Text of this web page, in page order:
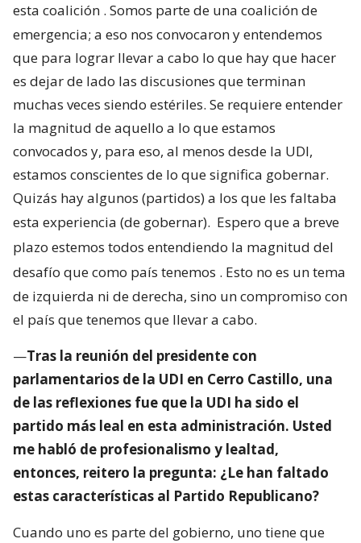
esta coalición . Somos parte de una coalición de
emergencia; a eso nos convocaron y entendemos
que para lograr llevar a cabo lo que hay que hacer
es dejar de lado las discusiones que terminan
muchas veces siendo estériles. Se requiere entender
la magnitud de aquello a lo que estamos
convocados y, para eso, al menos desde la UDI,
estamos conscientes de lo que significa gobernar.
Quizás hay algunos (partidos) a los que les faltaba
esta experiencia (de gobernar). Espero que a breve
plazo estemos todos entendiendo la magnitud del
desafío que como país tenemos . Esto no es un tema
de izquierda ni de derecha, sino un compromiso con
el país que tenemos que llevar a cabo.
—Tras la reunión del presidente con
parlamentarios de la UDI en Cerro Castillo, una
de las reflexiones fue que la UDI ha sido el
partido más leal en esta administración. Usted
me habló de profesionalismo y lealtad,
entonces, reitero la pregunta: ¿Le han faltado
estas características al Partido Republicano?
Cuando uno es parte del gobierno, uno tiene que